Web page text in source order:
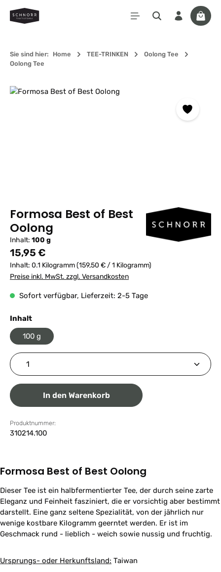
Zum Hauptinhalt springen
Sie sind hier: Home TEE-TRINKEN
Oolong Tee
Oolong Tee
Bildergalerie überspringen
Formosa Best of Best
Oolong
Inhalt: 100 g
Regulärer Preis:
15,95 €
Inhalt: 0.1 Kilogramm(159,50 € / 1 Kilogramm)
Preise inkl. MwSt. zzgl. Versandkosten
Sofort verfügbar, Lieferzeit: 2-5 Tage
Inhaltauswählen
100 g
Produkt Anzahl: Gib den gewünschten Wert ein
In den Warenkorb
Produktnummer:
310214.100
Formosa Best of Best Oolong
Dieser Tee ist ein halbfermentierter Tee, der durch seine zarte
Eleganz und Feinheit fasziniert, die er vorsichtig aber bestimmt
darstellt. Eine ganz seltene Spezialität, von der jährlich nur
wenige kostbare Kilogramm geerntet werden. Er ist im
Geschmack rund - lieblich - weich sowie nussig und fruchtig.
Ursprungs- oder Herkunftsland: Taiwan